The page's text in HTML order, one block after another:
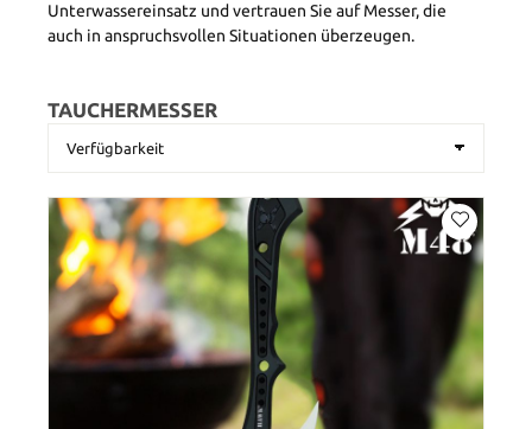
Unterwassereinsatz und vertrauen Sie auf Messer, die
auch in anspruchsvollen Situationen überzeugen.
TAUCHERMESSER